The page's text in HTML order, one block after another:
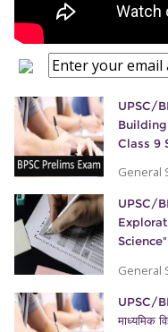
UPSC/
Building
Class 9
General
UPSC/
General
UPSC/
माध्यमिक